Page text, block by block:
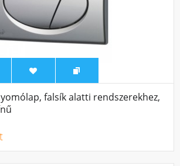
falsík alatti rendszerekhez,